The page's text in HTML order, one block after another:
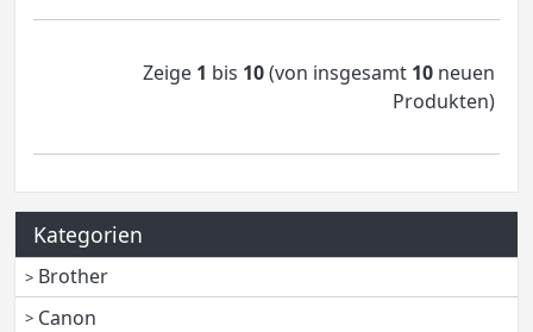
Zeige 1 bis 10(von insgesamt 10 neuen
Produkten)
Kategorien
Brother
Canon